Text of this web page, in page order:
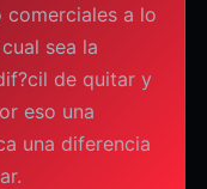
a lo
sea la
de quitar y
eso una
una diferencia